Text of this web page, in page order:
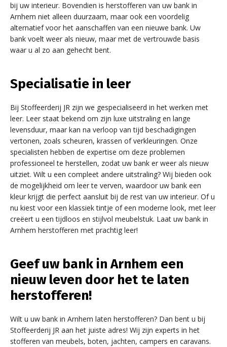
bij uw interieur. Bovendien is herstofferen van uw bank in
Arnhem niet alleen duurzaam, maar ook een voordelig
alternatief voor het aanschaffen van een nieuwe bank. Uw
bank voelt weer als nieuw, maar met de vertrouwde basis
waar u al zo aan gehecht bent.
Specialisatie in leer
Bij Stoffeerderij JR zijn we gespecialiseerd in het werken met
leer. Leer staat bekend om zijn luxe uitstraling en lange
levensduur, maar kan na verloop van tijd beschadigingen
vertonen, zoals scheuren, krassen of verkleuringen. Onze
specialisten hebben de expertise om deze problemen
professioneel te herstellen, zodat uw bank er weer als nieuw
uitziet. Wilt u een compleet andere uitstraling? Wij bieden ook
de mogelijkheid om leer te verven, waardoor uw bank een
kleur krijgt die perfect aansluit bij de rest van uw interieur. Of u
nu kiest voor een klassiek tintje of een moderne look, met leer
creëert u een tijdloos en stijlvol meubelstuk. Laat uw bank in
Arnhem herstofferen met prachtig leer!
Geef uw bank in Arnhem een
nieuw leven door het te laten
herstofferen!
Wilt u uw bank in Arnhem laten herstofferen? Dan bent u bij
Stoffeerderij JR aan het juiste adres! Wij zijn experts in het
stofferen van meubels, boten, jachten, campers en caravans.